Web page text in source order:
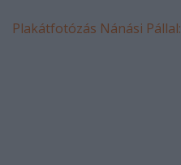
Plakátfotózás Nánási Pállal: